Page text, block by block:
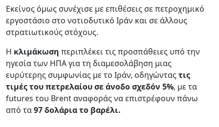
Εκείνος όμως συνέχισε με επιθέσεις σε πετροχημικό
εργοστάσιο στο νοτιοδυτικό Ιράν και σε άλλους
στρατιωτικούς στόχους.
Η κλιμάκωση περιπλέκει τις προσπάθειες υπό την
ηγεσία των ΗΠΑ για τη διαμεσολάβηση μιας
ευρύτερης συμφωνίας με το Ιράν, οδηγώνταςτις
τιμές τουπετρελαίου σε άνοδο σχεδόν 5%, με τα
futures του Brent αναφοράς να επιστρέφουν πάνω
από τα97 δολάρια το βαρέλι.